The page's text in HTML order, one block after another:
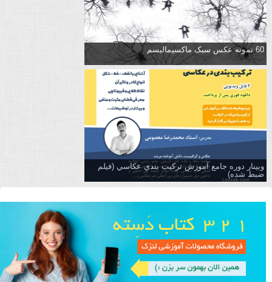
60 نمونه عکس سبک ماکسیمالیسم
وبینار دوره جامع آموزش تركيب بندي عكاسي (فیلم
ضبط شده)